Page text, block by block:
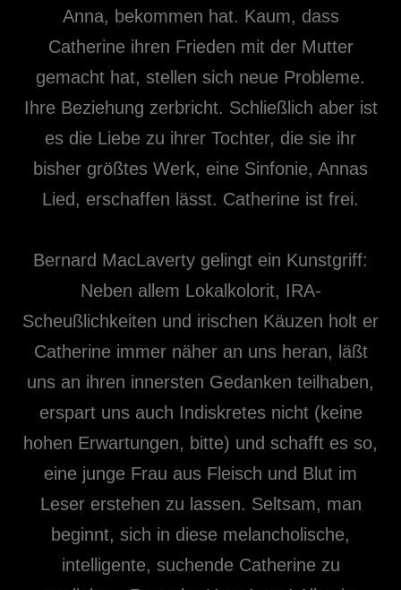
Anna, bekommen hat. Kaum, dass
Catherine ihren Frieden mit der Mutter
gemacht hat, stellen sich neue Probleme.
Ihre Beziehung zerbricht. Schließlich aber ist
es die Liebe zu ihrer Tochter, die sie ihr
bisher größtes Werk, eine Sinfonie, Annas
Lied, erschaffen lässt. Catherine ist frei.
Bernard MacLaverty gelingt ein Kunstgriff:
Neben allem Lokalkolorit, IRA-
Scheußlichkeiten und irischen Käuzen holt er
Catherine immer näher an uns heran, läßt
uns an ihren innersten Gedanken teilhaben,
erspart uns auch Indiskretes nicht (keine
hohen Erwartungen, bitte) und schafft es so,
eine junge Frau aus Fleisch und Blut im
Leser erstehen zu lassen. Seltsam, man
beginnt, sich in diese melancholische,
intelligente, suchende Catherine zu